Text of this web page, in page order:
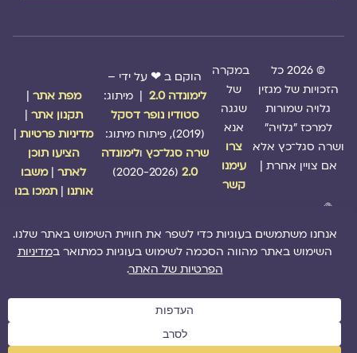
© 2026 כל
הזכויות של מגזין
גלויה שמורות
למרכז "גלויה"
ושרה סגל־כץ אלא
אם צויין אחרת |
במקרה
של
שגגה
אנא
צרו
עימנו
קשר
הוקם ב ❤ על ידי –
לימונדה 2.0
| מיתוג:
סטודיו נופר דסקל
שרה סגל־כץולימונדה
2.0
(2020-2026)
מפת אתר|
תקנון אתר|
מדיניות פרטיות|
הציעו תוכן
לאתר| משבו
אותנו| תמכו בנו